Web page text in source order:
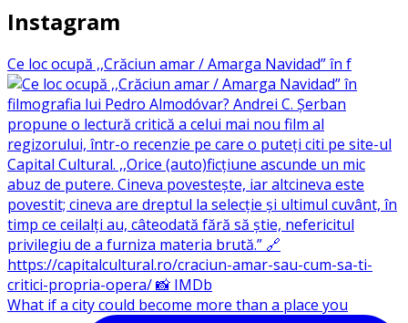
Instagram
Ce loc ocupă ,,Crăciun amar / Amarga Navidad” în f
What if a city could become more than a place you